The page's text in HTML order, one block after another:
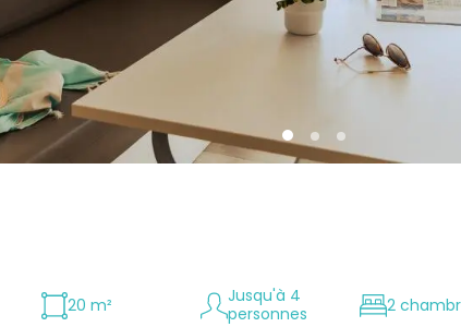
20 m²
Jusqu'à 4
personnes
2